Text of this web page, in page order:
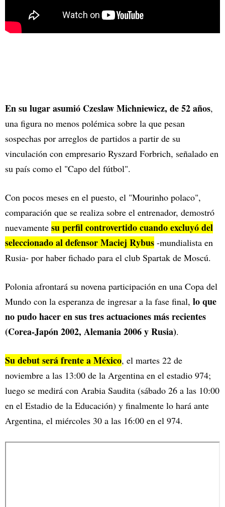
En su lugar asumió Czeslaw Michniewicz, de 52 años,
una figura no menos polémica sobre la que pesan
sospechas por arreglos de partidos a partir de su
vinculación con empresario Ryszard Forbrich, señalado en
su país como el "Capo del fútbol".
Con pocos meses en el puesto, el "Mourinho polaco",
comparación que se realiza sobre el entrenador, demostró
nuevamente su perfil controvertido cuando excluyó del
seleccionado al defensor Maciej Rybus -mundialista en
Rusia- por haber fichado para el club Spartak de Moscú.
Polonia afrontará su novena participación en una Copa del
Mundo con la esperanza de ingresar a la fase final, lo que
no pudo hacer en sus tres actuaciones más recientes
(Corea-Japón 2002, Alemania 2006 y Rusia).
Su debut será frente a México, el martes 22 de
noviembre a las 13:00 de la Argentina en el estadio 974;
luego se medirá con Arabia Saudita (sábado 26 a las 10:00
en el Estadio de la Educación) y finalmente lo hará ante
Argentina, el miércoles 30 a las 16:00 en el 974.